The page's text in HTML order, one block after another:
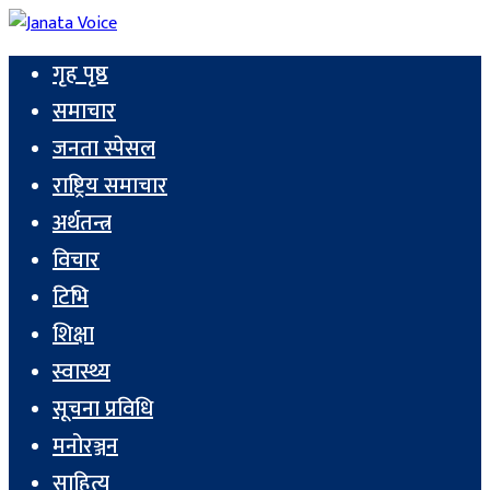
गृह पृष्ठ
समाचार
जनता स्पेसल
राष्ट्रिय समाचार
अर्थतन्त्र
विचार
टिभि
शिक्षा
स्वास्थ्य
सूचना प्रविधि
मनोरञ्जन